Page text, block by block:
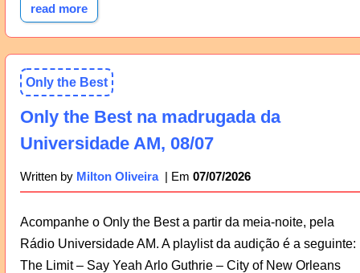
read more
Only the Best
Only the Best na madrugada da
Universidade AM, 08/07
Written by Milton Oliveira 07/07/2026
Acompanhe o Only the Best a partir da meia-noite, pela
Rádio Universidade AM. A playlist da audição é a seguinte:
The Limit – Say Yeah Arlo Guthrie – City of New Orleans